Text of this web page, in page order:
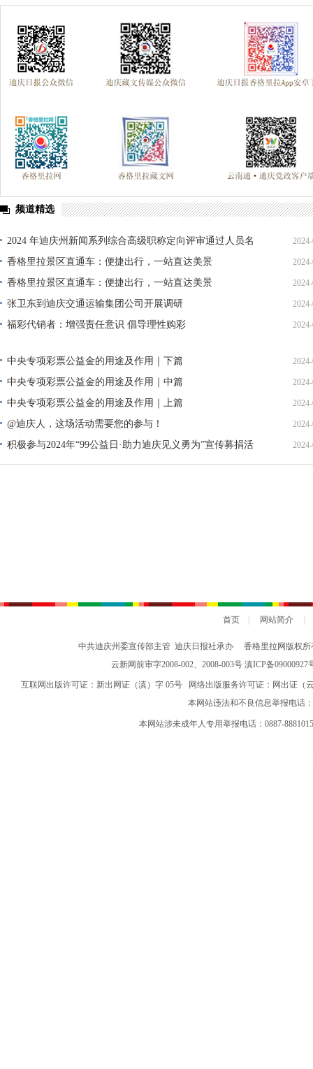
频道精选
2024 年迪庆州新闻系列综合高级职称定向评审通过人员名
单公示
香格里拉景区直通车：便捷出行，一站直达美景
香格里拉景区直通车：便捷出行，一站直达美景
张卫东到迪庆交通运输集团公司开展调研
福彩代销者：增强责任意识 倡导理性购彩
中央专项彩票公益金的用途及作用｜下篇
中央专项彩票公益金的用途及作用｜中篇
中央专项彩票公益金的用途及作用｜上篇
@迪庆人，这场活动需要您的参与！
积极参与2024年“99公益日·助力迪庆见义勇为”宣传募捐活
动倡议书